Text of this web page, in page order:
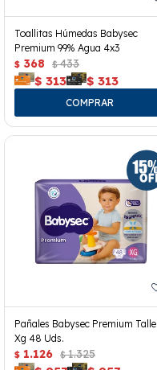
Toallitas Húmedas Babysec
Premium 99% Agua 4x3
$ 368 $ 433
$ 313 $ 313
Pañales Babysec Premium Talle
Xg 48 Uds.
$ 1.126 $ 1.325